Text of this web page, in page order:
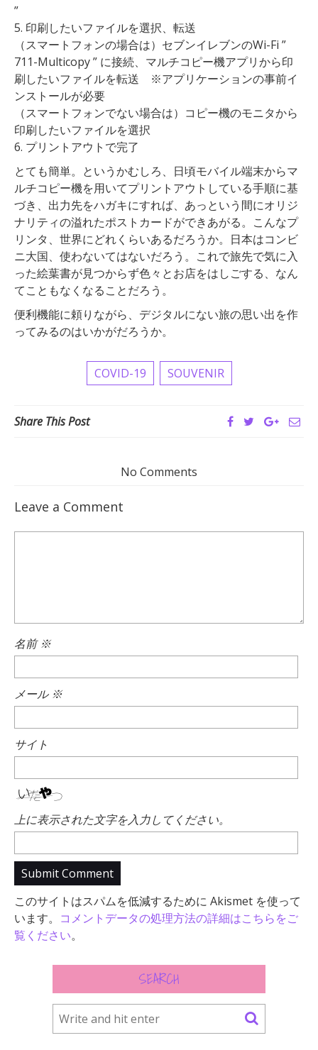
”
5. 印刷したいファイルを選択、転送
（スマートフォンの場合は）セブンイレブンのWi-Fi ”
711-Multicopy ” に接続、マルチコピー機アプリから印
刷したいファイルを転送 ※アプリケーションの事前イ
ンストールが必要
（スマートフォンでない場合は）コピー機のモニタから
印刷したいファイルを選択
6. プリントアウトで完了
とても簡単。というかむしろ、日頃モバイル端末からマ
ルチコピー機を用いてプリントアウトしている手順に基
づき、出力先をハガキにすれば、あっという間にオリジ
ナリティの溢れたポストカードができあがる。こんなプ
リンタ、世界にどれくらいあるだろうか。日本はコンビ
ニ大国、使わないてはないだろう。これで旅先で気に入
った絵葉書が見つからず色々とお店をはしごする、なん
てこともなくなることだろう。
便利機能に頼りながら、デジタルにない旅の思い出を作
ってみるのはいかがだろうか。
COVID-19 SOUVENIR
Share This Post
No Comments
Leave a Comment
名前※
メール ※
サイト
上に表示された文字を入力してください。
このサイトはスパムを低減するために Akismet を使って
います。 コメントデータの処理方法の詳細はこちらをご
覧ください。
SEARCH